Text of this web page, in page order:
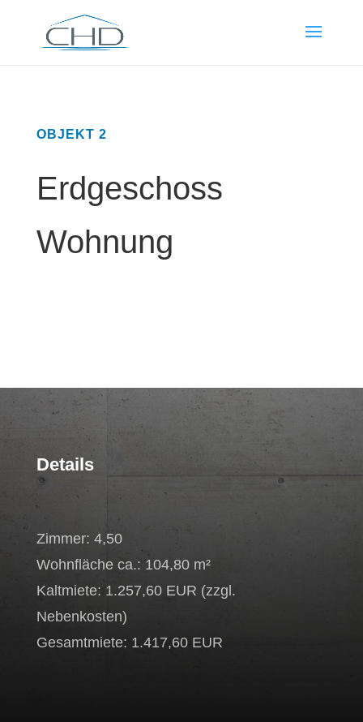
OBJEKT 2
Erdgeschoss
Wohnung
Details
Zimmer: 4,50
Wohnfläche ca.: 104,80 m²
Kaltmiete: 1.257,60 EUR (zzgl.
Nebenkosten)
Gesamtmiete: 1.417,60 EUR